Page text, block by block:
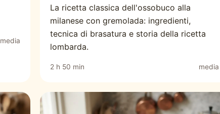
media
La ricetta classica dell'ossobuco alla
milanese con gremolada: ingredienti,
tecnica di brasatura e storia della ricetta
lombarda.
2 h 50 min media